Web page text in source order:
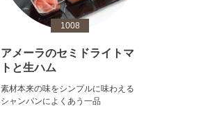
1008
アメーラのセミドライトマ
トと生ハム
素材本来の味をシンプルに味わえる
シャンパンによくあう一品